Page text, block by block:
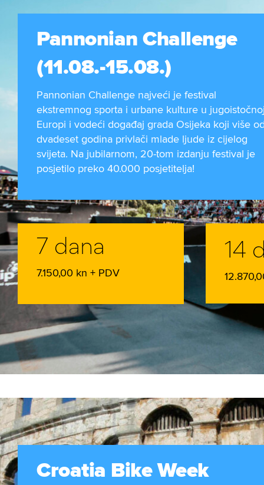
Pannonian Challenge
(11.08.-15.08.)
Pannonian Challenge najveći je festival
ekstremnog sporta i urbane kulture u
Europi i vodeći događaj grada Osijeka koji više
dvadeset godina privlači mlade ljude iz cijelog
svijeta. Na jubilarnom, 20-tom izdanju festival je
posjetilo preko 40.000 posjetitelja!
7 dana
7.150,00 kn + PDV
14
Croatia Bike Week